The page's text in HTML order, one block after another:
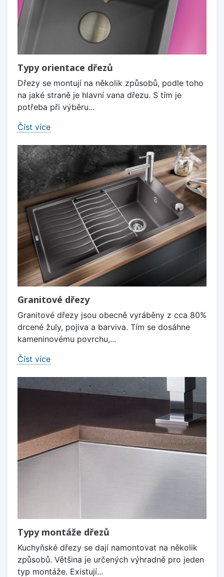
Typy orientace dřezů
Dřezy se montují na několik způsobů, podle toho
na jaké straně je hlavní vana dřezu. S tím je
potřeba při výběru...
Číst více
Granitové dřezy
Granitové dřezy jsou obecně vyráběny z cca 80%
drcené žuly, pojiva a barviva. Tím se dosáhne
kameninovému povrchu,...
Číst více
Typy montáže dřezů
Kuchyňské dřezy se dají namontovat na několik
způsobů. Většina je určených výhradně pro jeden
typ montáže. Existují...